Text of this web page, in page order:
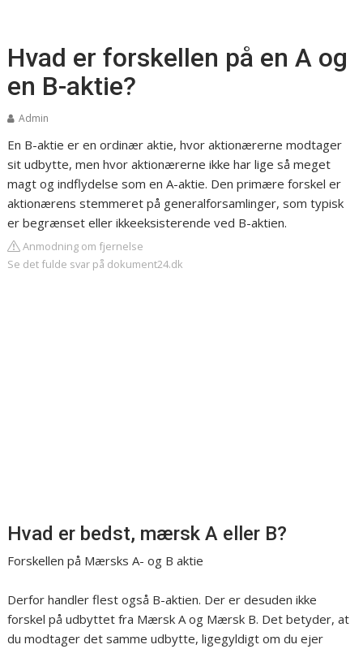
Hvad er forskellen på en A og
en B-aktie?
Admin
En B-aktie er en ordinær aktie, hvor aktionærerne modtager
sit udbytte, men hvor aktionærerne ikke har lige så meget
magt og indflydelse som en A-aktie. Den primære forskel er
aktionærens stemmeret på generalforsamlinger, som typisk
er begrænset eller ikkeeksisterende ved B-aktien.
Anmodning om fjernelse
Se det fulde svar på dokument24.dk
Hvad er bedst, mærsk A eller B?
Forskellen på Mærsks A- og B aktie
Derfor handler flest også B-aktien. Der er desuden ikke
forskel på udbyttet fra Mærsk A og Mærsk B. Det betyder, at
du modtager det samme udbytte, ligegyldigt om du ejer